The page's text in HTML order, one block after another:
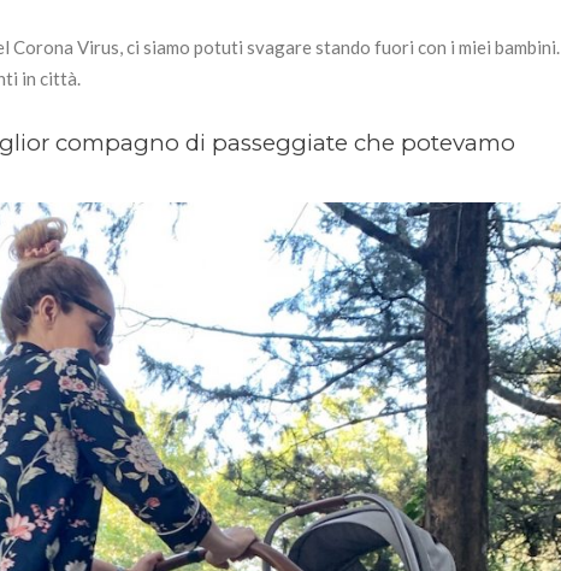
Corona Virus, ci siamo potuti svagare stando fuori con i miei bambini.
in città.
compagno di passeggiate che potevamo